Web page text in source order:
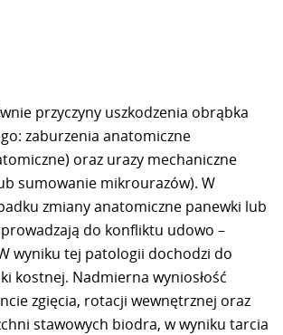
przyczyny uszkodzenia obrąbka
zaburzenia anatomiczne
oraz urazy mechaniczne
sumowanie mikrourazów). W
zmiany anatomiczne panewki lub
do konfliktu udowo –
wyniku tej patologii dochodzi do
kostnej. Nadmierna wyniosłość
zgięcia, rotacji wewnętrznej oraz
stawowych biodra, w wyniku tarcia